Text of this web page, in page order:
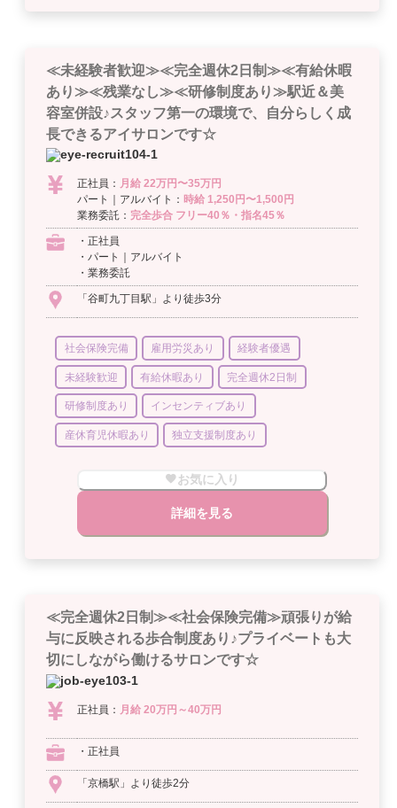
≪未経験者歓迎≫≪完全週休2日制≫≪有給休暇
あり≫≪残業なし≫≪研修制度あり≫駅近＆美
容室併設♪スタッフ第一の環境で、自分らしく成
長できるアイサロンです☆
正社員： 月給 22万円〜35万円
パート｜アルバイト： 時給 1,250円〜1,500円
業務委託： 完全歩合 フリー40％・指名45％
・正社員
・パート｜アルバイト
・業務委託
「谷町九丁目駅」より徒歩3分
社会保険完備 雇用労災あり 経験者優遇
未経験歓迎 有給休暇あり 完全週休2日制
研修制度あり インセンティブあり
産休育児休暇あり 独立支援制度あり
お気に入り
詳細を見る
≪完全週休2日制≫≪社会保険完備≫頑張りが給
与に反映される歩合制度あり♪プライベートも大
切にしながら働けるサロンです☆
正社員： 月給 20万円～40万円
・正社員
「京橋駅」より徒歩2分